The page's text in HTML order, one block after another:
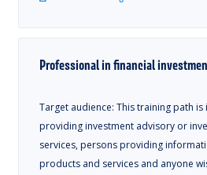
Professional in financial
Target audience: This training path
providing investment advisory or
services, persons providing
products and services and anyone